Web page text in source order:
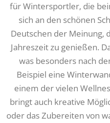
für Wintersportler, die
sich an den schönen
Deutschen der Meinung,
Jahreszeit zu genießen.
was besonders nach
Beispiel eine
einem der vielen
bringt auch kreative
oder das Zubereiten von